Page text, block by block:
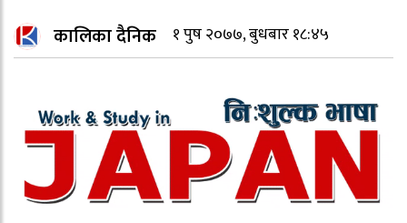
कालिका दैनिक १ पुष २०७७, बुधबार १८:४५